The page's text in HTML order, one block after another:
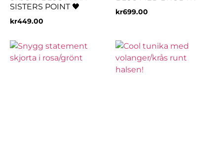
SISTERS POINT 🖤
kr449.00
kr699.00